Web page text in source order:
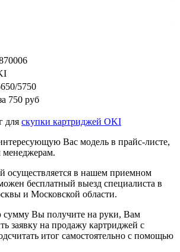
5750
750 руб
для скупки картриджей OKI
Вас модель в прайс-листе,
менеджерам.
осуществляется в нашем приемном
бесплатный выезд специалиста в
и Московской области.
сумму Вы получите на руки, Вам
заявку на продажу картриджей с
итог самостоятельно с помощью